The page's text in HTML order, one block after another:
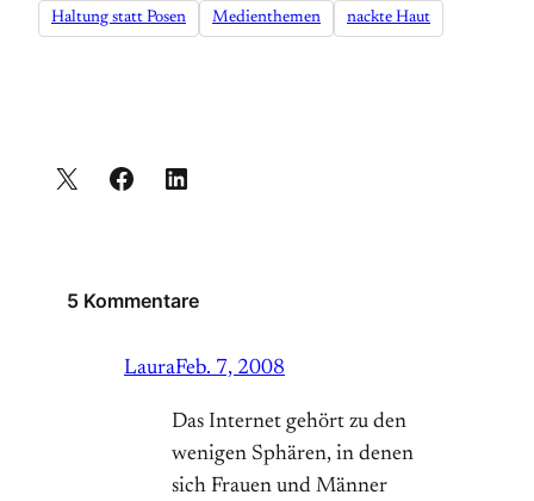
Haltung statt Posen Medienthemen nackte Haut
5 Kommentare
LauraFeb. 7, 2008
Das Internet gehört zu den
wenigen Sphären, in denen
sich Frauen und Männer